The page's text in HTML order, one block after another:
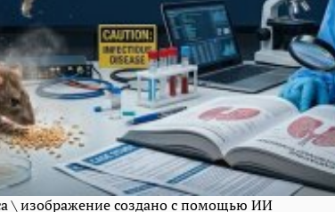
\ изображение создано с помощью ИИ